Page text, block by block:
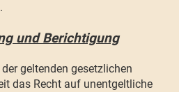
und Berichtigung
geltenden gesetzlichen
das Recht auf unentgeltliche